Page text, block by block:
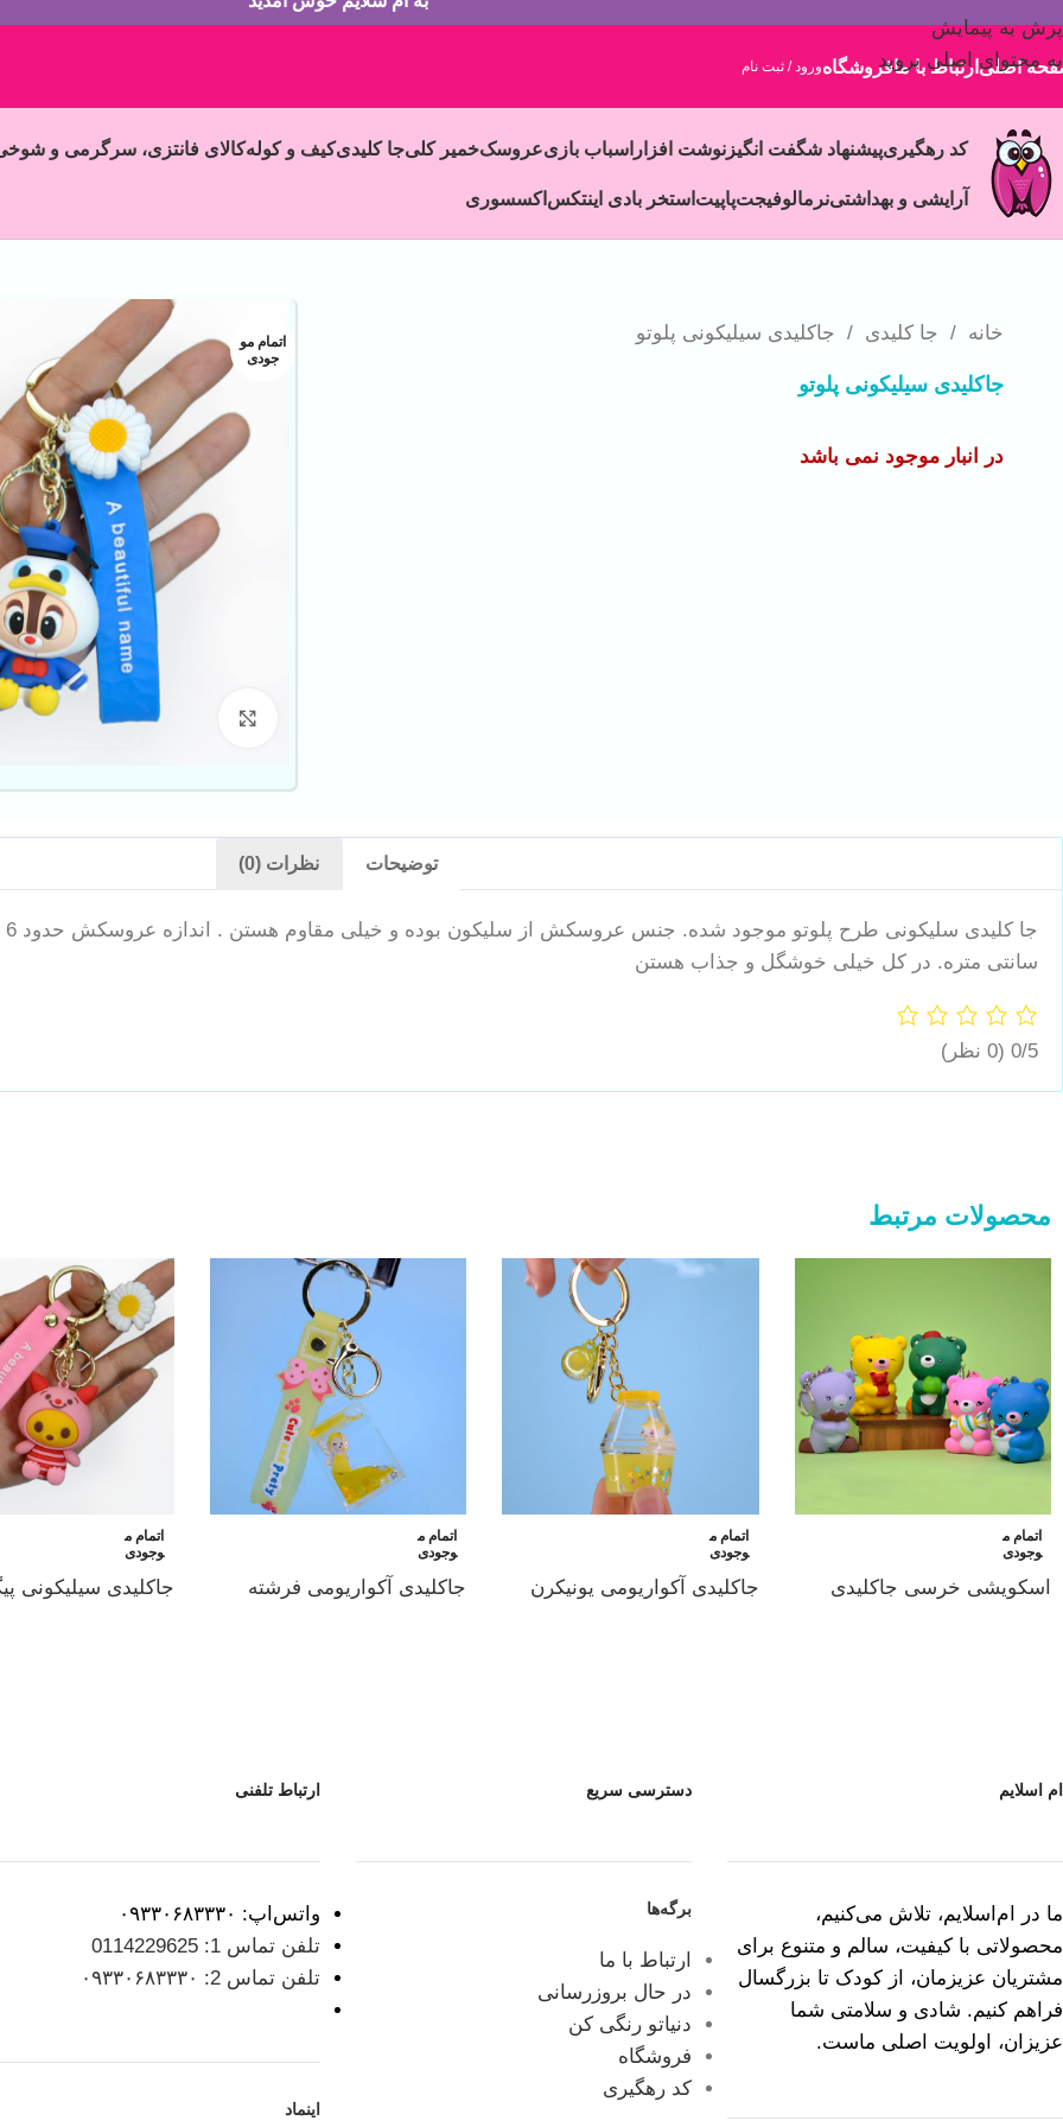
پرش به پیمایش
به محتوای اصلی بروید
اصلی ارتباط با مافروشگاهورود / ثبت نام
کد رهگیریپیشنهاد شگفت انگیز نوشت افزار اسباب بازیعروسکخمیر کلیجا کلیدیکیف و کولهکالای فانتزی، سرگرمی و
آرایشی و بهداشتینرمالوفیجتپاپیت استخر بادی اینتکس اکسسوری
خانه / جا کلیدی / جاکلیدی سیلیکونی پلوتو
جاکلیدی سیلیکونی پلوتو
در انبار موجود نمی باشد
اتمام مو
جودی
بزرگنمایی تصویر
توضیحات نظرات (0)
سانتی متره. در کل خیلی خوشگل و جذاب هستن
0/5 (0 نظر)
محصولات مرتبط
اتمام م
وجودی
اسکویشی خرسی جاکلیدی
اتمام م
وجودی
جاکلیدی آکواریومی یونیکرن
اتمام م
وجودی
جاکلیدی آکواریومی فرشته
اتمام م
وجودی
جاکلیدی سیلیکونی
ام اسلایم
ما در ام‌اسلایم، تلاش می‌کنیم،
محصولاتی با کیفیت، سالم و متنوع برای
مشتریان عزیزمان، از کودک تا بزرگسال
فراهم کنیم. شادی و سلامتی شما
عزیزان، اولویت اصلی ماست.
دسترسی سریع
برگه‌ها
ارتباط با ما
در حال بروزرسانی
دنیاتو رنگی کن
فروشگاه
کد رهگیری
ارتباط تلفنی
واتس‌اپ: ۰۹۳۳۰۶۸۳۳۳۰
تلفن تماس 1: 0114229625
تلفن تماس 2: ۰۹۳۳۰۶۸۳۳۳۰
اینماد